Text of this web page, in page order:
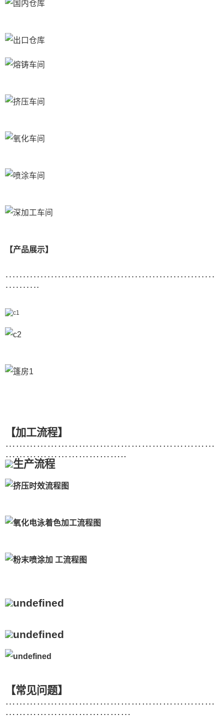
【产品展示】
……………………………………………………
……….
【加工流程】
……………………………………………………
……………………………..
【常见问题】
……………………………………………………
………………………………